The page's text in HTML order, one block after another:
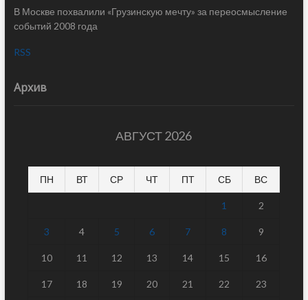
В Москве похвалили «Грузинскую мечту» за переосмысление
событий 2008 года
RSS
Архив
АВГУСТ 2026
ПН ВТ СР ЧТ ПТ СБ ВС
1 2
3 4 5 6 7 8 9
10 11 12 13 14 15 16
17 18 19 20 21 22 23